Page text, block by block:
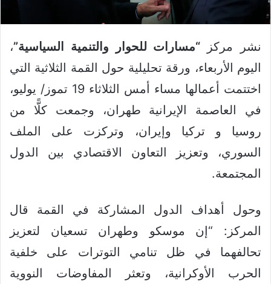
نشر مركز “مسارات للحوار والتنمية السياسية”،
اليوم الأربعاء، ورقة تحليلية حول القمة الثلاثية التي
اختتمت أعمالها مساء أمس الثلاثاء 19 تموز/ يوليو،
في العاصمة الإيرانية طهران، وجمعت كلًّا من
روسيا و تركيا وإيران، وتركزت على الملف
السوري، وتعزيز التعاون الاقتصادي بين الدول
المجتمعة.
وحول أهداف الدول المشاركة في القمة قال
المركز: “إن موسكو وطهران تسعيان لتعزيز
تحالفهما في ظل تنامي التوترات على خلفية
الحرب الأوكرانية، وتعثر المفاوضات النووية